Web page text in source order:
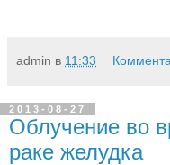
admin в 11:33
2013-08-27
Облучение во
раке желудка